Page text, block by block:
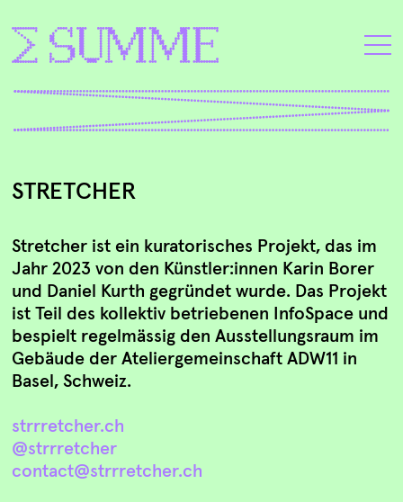
STRETCHER
Stretcher ist ein kuratorisches Projekt, das im
Jahr 2023 von den Künstler:innen Karin Borer
und Daniel Kurth gegründet wurde. Das Projekt
ist Teil des kollektiv betriebenen InfoSpace und
bespielt regelmässig den Ausstellungsraum im
Gebäude der Ateliergemeinschaft ADW11 in
Basel, Schweiz.
strrretcher.ch
@strrretcher
contact@strrretcher.ch